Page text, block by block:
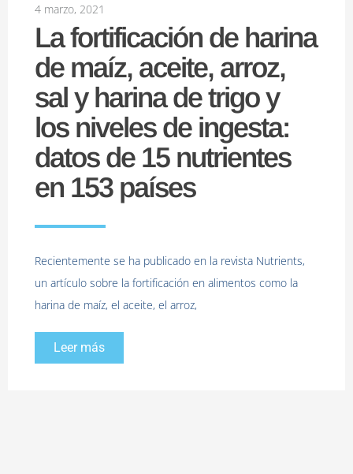
4 marzo, 2021
La fortificación de harina
de maíz, aceite, arroz,
sal y harina de trigo y
los niveles de ingesta:
datos de 15 nutrientes
en 153 países
Recientemente se ha publicado en la revista Nutrients,
un artículo sobre la fortificación en alimentos como la
harina de maíz, el aceite, el arroz,
Leer más